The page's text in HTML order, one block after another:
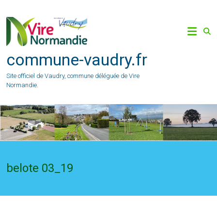
content
commune-vaudry.fr
Site officiel de Vaudry, commune déléguée de Vire
Normandie.
belote 03_19